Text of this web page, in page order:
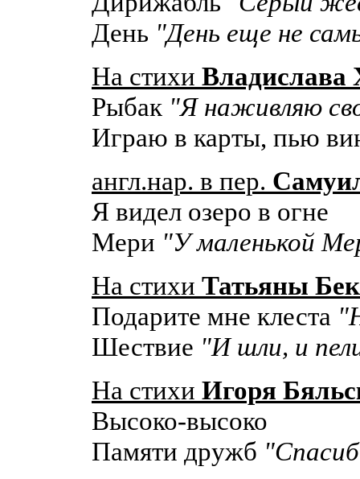
День "День еще не
На стихи Владислава
Рыбак "Я наживляю
Играю в карты, пью
англ.нар. в пер.
Я видел озеро в огне
Мери "У маленькой
На стихи Татьяны Бек
Подарите мне клеста
Шествие "И шли, и
На стихи Игоря
Высоко-высоко
Памяти дружб